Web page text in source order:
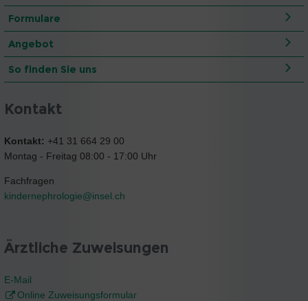
Formulare
Angebot
So finden Sie uns
Kontakt
Kontakt: +41 31 664 29 00
Montag - Freitag 08:00 - 17:00 Uhr
Fachfragen
kindernephrologie@insel.ch
Ärztliche Zuweisungen
E-Mail
Online Zuweisungsformular